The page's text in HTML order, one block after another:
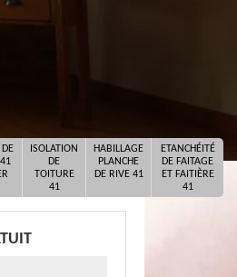
ISOLATION
DE
TOITURE
41
HABILLAGE
PLANCHE
DE RIVE 41
ETANCHÉITÉ
DE FAITAGE
ET FAITIÈRE
41